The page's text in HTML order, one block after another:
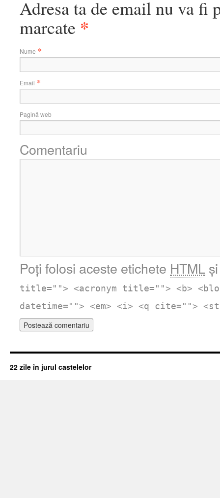
Adresa ta de email nu va fi
marcate *
Nume *
Email *
Pagină web
Comentariu
Poți folosi aceste etichete HTML
title=""> <acronym title=""> <b>
datetime=""> <em> <i> <q cite="">
22 zile în jurul castelelor